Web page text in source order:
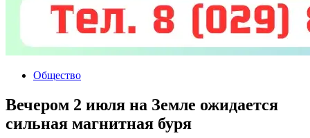
Общество
Вечером 2 июля на Земле ожидается
сильная магнитная буря